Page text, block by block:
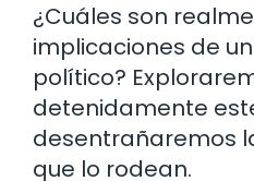
¿Cuáles son
implicaciones de
político?
detenidamente
desentrañaremos
que lo rodean.